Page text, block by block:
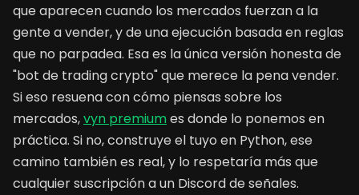
que aparecen cuando los mercados fuerzan a la
gente a vender, y de una ejecución basada en reglas
que no parpadea. Esa es la única versión honesta de
"bot de trading crypto" que merece la pena vender.
Si eso resuena con cómo piensas sobre los
mercados,vyn premiumes donde lo ponemos en
práctica. Si no, construye el tuyo en Python, ese
camino también es real, y lo respetaría más que
cualquier suscripción a un Discord de señales.